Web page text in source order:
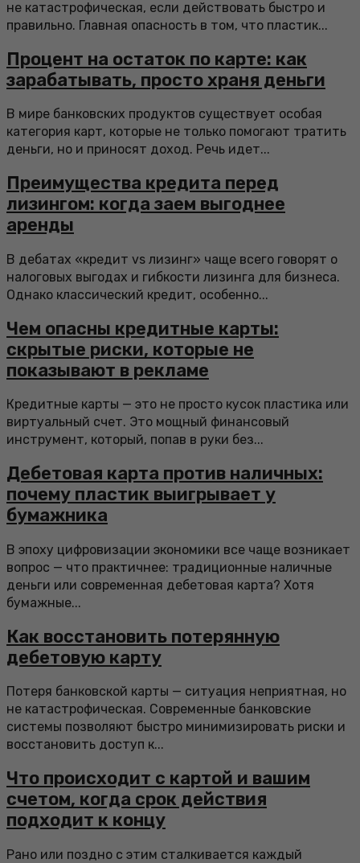
не катастрофическая, если действовать быстро и
правильно. Главная опасность в том, что пластик...
Процент на остаток по карте: как
зарабатывать, просто храня деньги
В мире банковских продуктов существует особая
категория карт, которые не только помогают тратить
деньги, но и приносят доход. Речь идет...
Преимущества кредита перед
лизингом: когда заем выгоднее
аренды
В дебатах «кредит vs лизинг» чаще всего говорят о
налоговых выгодах и гибкости лизинга для бизнеса.
Однако классический кредит, особенно...
Чем опасны кредитные карты:
скрытые риски, которые не
показывают в рекламе
Кредитные карты — это не просто кусок пластика или
виртуальный счет. Это мощный финансовый
инструмент, который, попав в руки без...
Дебетовая карта против наличных:
почему пластик выигрывает у
бумажника
В эпоху цифровизации экономики все чаще возникает
вопрос — что практичнее: традиционные наличные
деньги или современная дебетовая карта? Хотя
бумажные...
Как восстановить потерянную
дебетовую карту
Потеря банковской карты — ситуация неприятная, но
не катастрофическая. Современные банковские
системы позволяют быстро минимизировать риски и
восстановить доступ к...
Что происходит с картой и вашим
счетом, когда срок действия
подходит к концу
Рано или поздно с этим сталкивается каждый